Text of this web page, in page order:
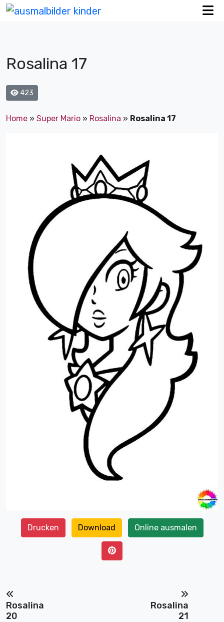
Rosalina 17
423
Home » Super Mario » Rosalina » Rosalina 17
Drucken Download Online ausmalen
Rosalina
20
Rosalina
21